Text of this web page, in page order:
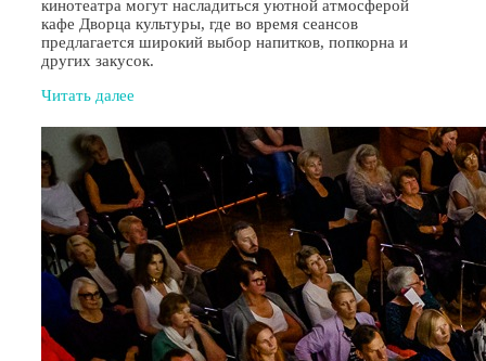
кинотеатра могут насладиться уютной атмосферой
кафе Дворца культуры, где во время сеансов
предлагается широкий выбор напитков, попкорна и
других закусок.
Читать далее